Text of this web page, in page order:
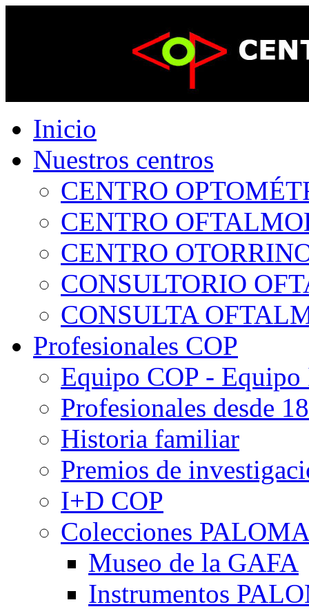
Inicio
Nuestros centros
CENTRO
CENTRO
CENTRO
CONSULTORIO
CONSULTA
Profesionales COP
Equipo COP -
Profesionales desde
Historia familiar
Premios de
I+D COP
Colecciones
Museo de la GAFA
Instrumentos